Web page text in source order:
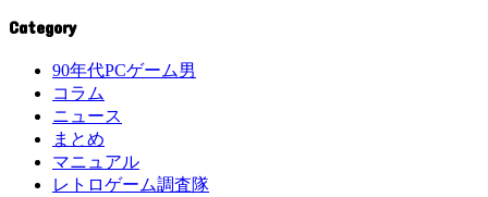
Category
90年代PCゲーム男
コラム
ニュース
まとめ
マニュアル
レトロゲーム調査隊